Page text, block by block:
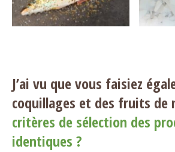
J’ai vu que vous faisiez
coquillages et des fruits de
critères de sélection des
identiques ?